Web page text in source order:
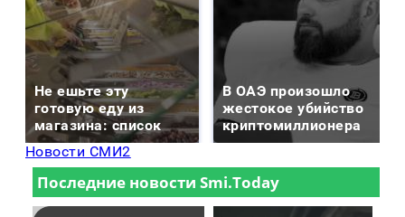
Не ешьте эту
готовую еду из
магазина: список
В ОАЭ произошло
жестокое убийство
криптомиллионера
Новости СМИ2